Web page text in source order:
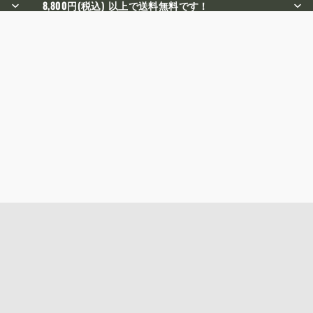
8,800円(税込) 以上で送料無料です！